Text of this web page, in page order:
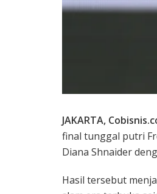
JAKARTA,
final tunggal putri
Diana Shnaider
Hasil tersebut